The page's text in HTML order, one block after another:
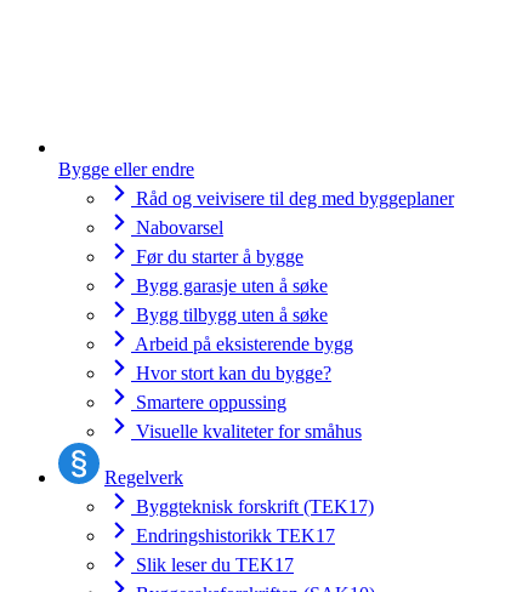
Bygge eller endre
Råd og veivisere til deg med byggeplaner
Nabovarsel
Før du starter å bygge
Bygg garasje uten å søke
Bygg tilbygg uten å søke
Arbeid på eksisterende bygg
Hvor stort kan du bygge?
Smartere oppussing
Visuelle kvaliteter for småhus
Regelverk
Byggteknisk forskrift (TEK17)
Endringshistorikk TEK17
Slik leser du TEK17